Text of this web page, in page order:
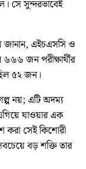
সে সুন্দরভাবেই
জানান, এইচএসসি ও
জন পরীক্ষার্থীর
৫২ জন।
নয়; এটি অদম্য
যাওয়ার এক
করা সেই কিশোরী
বড় শক্তি তার